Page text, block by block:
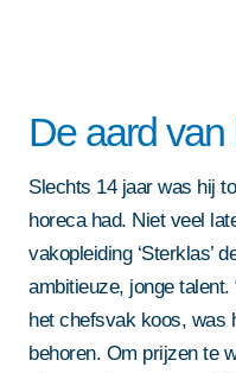
De aard
Slechts 14 jaar was hij
horeca had. Niet veel
vakopleiding ‘Sterklas’
ambitieuze, jonge
het chefsvak koos, was
behoren. Om prijzen te